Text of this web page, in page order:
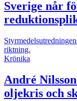
Sverige når
riktning.
Krönika
André Nilsson
oljekris och